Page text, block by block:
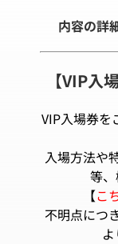
内容の詳
【VIP入
VIP入場券を
入場方法や
等、
【こ
不明点につ